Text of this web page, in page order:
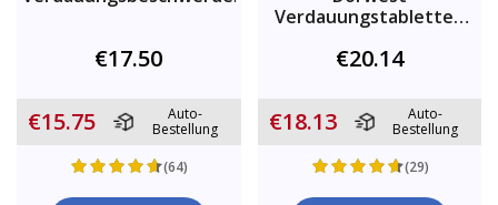
€17.50
€15.75
Auto-
Bestellung
(64)
Verdauungstabletten
€20.14
€18.13
Auto-
Bestellung
(29)